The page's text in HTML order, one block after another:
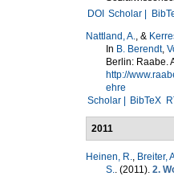
DOI Scholar |
Nattland, A., &
In B. Berendt,
Berlin: Raabe.
http://
ehre
Scholar |
BibTeX
2011
Heinen, R., Breiter,
S.. (2011). 2.